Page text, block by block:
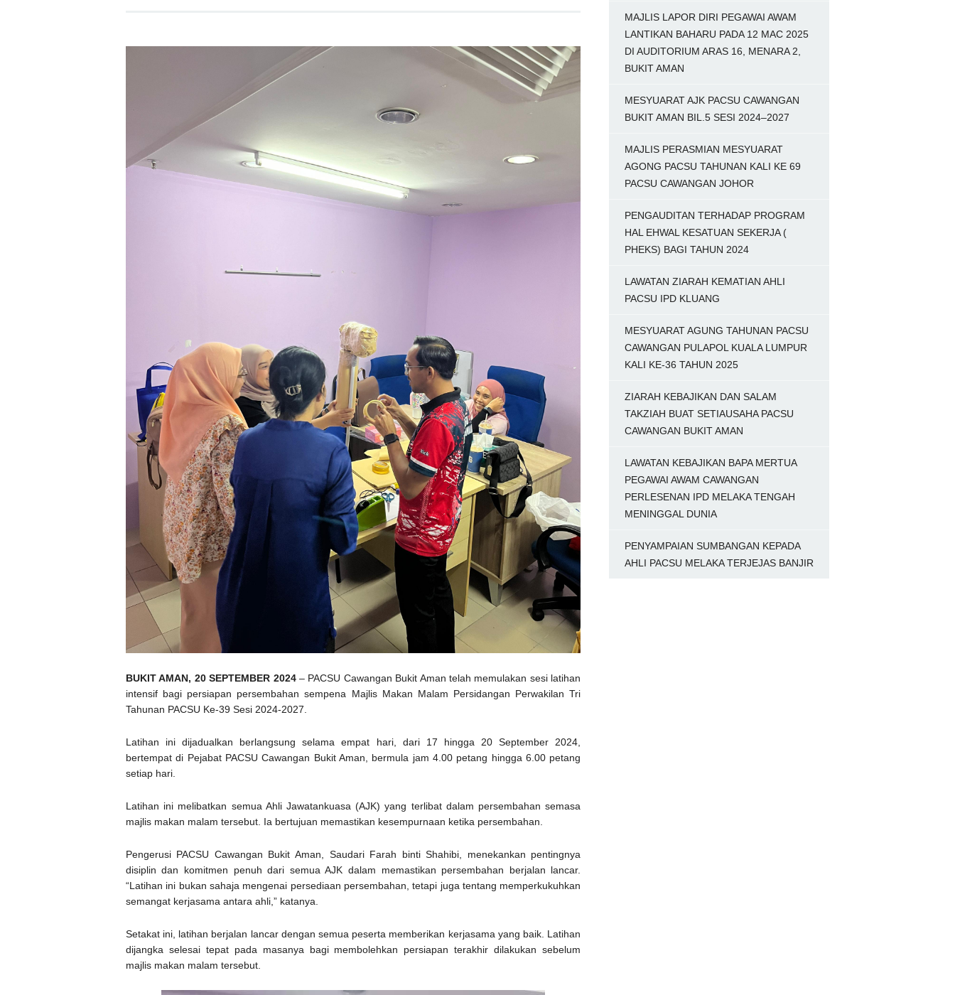
BUKIT AMAN, 20 SEPTEMBER 2024– PACSU Cawangan Bukit Aman telah memulakan sesi latihan
intensif bagi persiapan persembahan sempena Majlis Makan Malam Persidangan Perwakilan Tri
Tahunan PACSU Ke-39 Sesi 2024-2027.
Latihan ini dijadualkan berlangsung selama empat hari, dari 17 hingga 20 September 2024,
bertempat di Pejabat PACSU Cawangan Bukit Aman, bermula jam 4.00 petang hingga 6.00 petang
setiap hari.
Latihan ini melibatkan semua Ahli Jawatankuasa (AJK) yang terlibat dalam persembahan semasa
majlis makan malam tersebut. Ia bertujuan memastikan kesempurnaan ketika persembahan.
Pengerusi PACSU Cawangan Bukit Aman, Saudari Farah binti Shahibi, menekankan pentingnya
disiplin dan komitmen penuh dari semua AJK dalam memastikan persembahan berjalan lancar.
“Latihan ini bukan sahaja mengenai persediaan persembahan, tetapi juga tentang memperkukuhkan
semangat kerjasama antara ahli,” katanya.
Setakat ini, latihan berjalan lancar dengan semua peserta memberikan kerjasama yang baik. Latihan
dijangka selesai tepat pada masanya bagi membolehkan persiapan terakhir dilakukan sebelum
majlis makan malam tersebut.
MAJLIS LAPOR DIRI PEGAWAI AWAM
LANTIKAN BAHARU PADA 12 MAC 2025
DI AUDITORIUM ARAS 16, MENARA 2,
BUKIT AMAN
MESYUARAT AJK PACSU CAWANGAN
BUKIT AMAN BIL.5 SESI 2024–2027
MAJLIS PERASMIAN MESYUARAT
AGONG PACSU TAHUNAN KALI KE 69
PACSU CAWANGAN JOHOR
PENGAUDITAN TERHADAP PROGRAM
HAL EHWAL KESATUAN SEKERJA (
PHEKS) BAGI TAHUN 2024
LAWATAN ZIARAH KEMATIAN AHLI
PACSU IPD KLUANG
MESYUARAT AGUNG TAHUNAN PACSU
CAWANGAN PULAPOL KUALA LUMPUR
KALI KE-36 TAHUN 2025
ZIARAH KEBAJIKAN DAN SALAM
TAKZIAH BUAT SETIAUSAHA PACSU
CAWANGAN BUKIT AMAN
LAWATAN KEBAJIKAN BAPA MERTUA
PEGAWAI AWAM CAWANGAN
PERLESENAN IPD MELAKA TENGAH
MENINGGAL DUNIA
PENYAMPAIAN SUMBANGAN KEPADA
AHLI PACSU MELAKA TERJEJAS BANJIR